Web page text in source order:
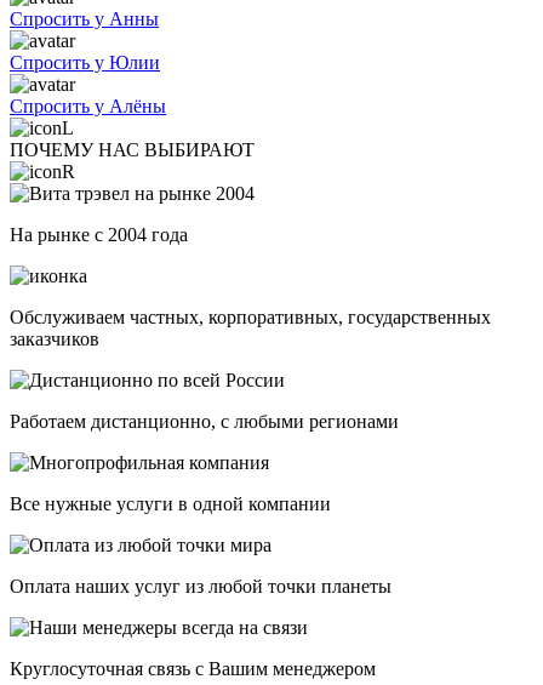
Спросить у Анны
Спросить у Юлии
Спросить у Алёны
ПОЧЕМУ НАС ВЫБИРАЮТ
На рынке с 2004 года
Обслуживаем частных, корпоративных, государственных
заказчиков
Работаем дистанционно, с любыми регионами
Все нужные услуги в одной компании
Оплата наших услуг из любой точки планеты
Круглосуточная связь с Вашим менеджером